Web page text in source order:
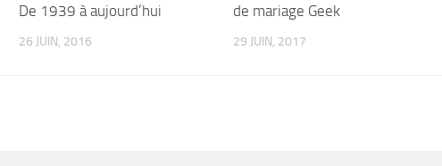
De 1939 à aujourd’hui
26 JUIN, 2016
de mariage Geek
29 JUIN, 2017